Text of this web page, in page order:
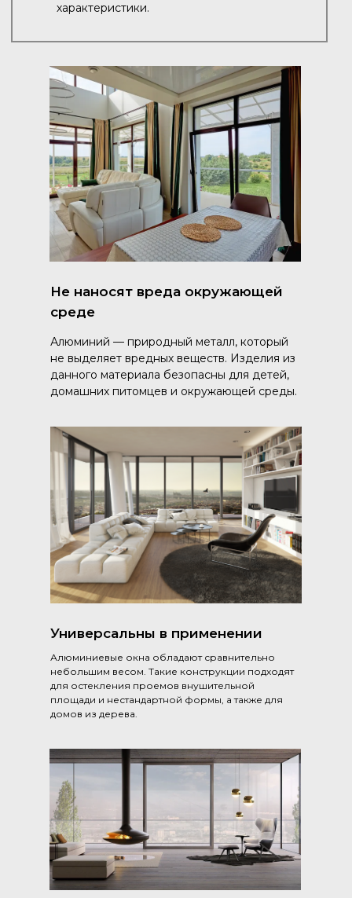
Не наносят вреда окружающей
среде
Алюминий — природный металл, который
не выделяет вредных веществ. Изделия из
данного материала безопасны для детей,
домашних питомцев и окружающей среды.
характеристики.
Универсальны в применении
Алюминиевые окна обладают сравнительно
небольшим весом. Такие конструкции подходят
для остекления проемов внушительной
площади и нестандартной формы, а также для
домов из дерева.